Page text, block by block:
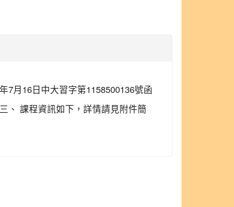
7月16日中大習字第1158500136號函
、 課程資訊如下，詳情請見附件簡